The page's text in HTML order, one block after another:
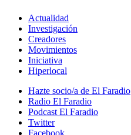
Actualidad
Investigación
Creadores
Movimientos
Iniciativa
Hiperlocal
Hazte socio/a de El Faradio
Radio El Faradio
Podcast El Faradio
Twitter
Facebook